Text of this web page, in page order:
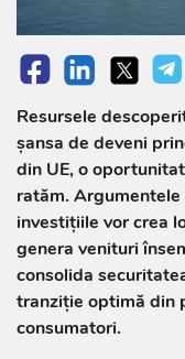
Resursele
șansa de deveni
din UE, o
ratăm.
investițiile vor crea
genera venituri
consolida
tranziție optimă din
consumatori.